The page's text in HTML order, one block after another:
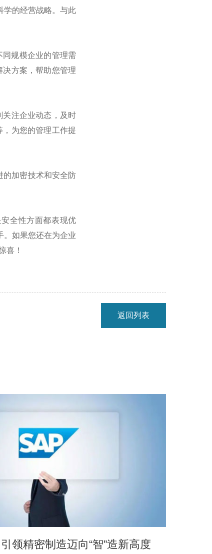
学的经营战略。与此
规模企业的管理需
方案，帮助您管理
注企业动态，及时
为您的管理工作提
的加密技术和安全防
全性方面都表现优
。如果您还在为企业
喜！
返回列表
领精密制造迈向“智”造新高度